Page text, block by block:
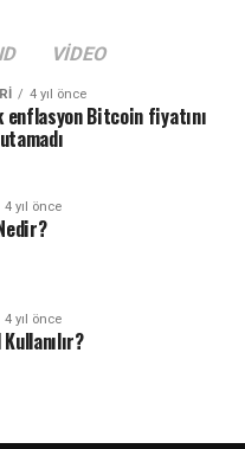
VIDEO
4 yıl önce
enflasyon Bitcoin fiyatını
4 yıl önce
4 yıl önce